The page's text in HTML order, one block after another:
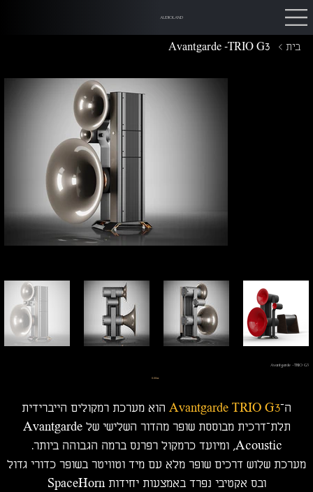
AUDIOLAND
בית >
Avantgarde -TRIO G3
Avantgarde -TRIO G3
מחיר
‏0.00 ‏₪
ה־Avantgarde TRIO G3 הוא מערכת רמקולים הייברידית
תלת־דרכית מבוססת שופר מהדור השלישי של Avantgarde
Acoustic, ומיועד כרמקול רפרנס ברמה הגבוהה ביותר.
מערכת שלוש דרכים שופר מלא עם מיד וטוויטר בשופר כדורי גדול
ובס אקטיבי נפרד באמצעות יחידות SpaceHorn